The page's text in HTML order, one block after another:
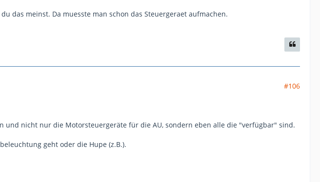
das meinst. Da muesste man schon das Steuergeraet aufmachen.
#106
und nicht nur die Motorsteuergeräte für die AU, sondern eben alle die "verfügbar" sind.
geht oder die Hupe (z.B.).